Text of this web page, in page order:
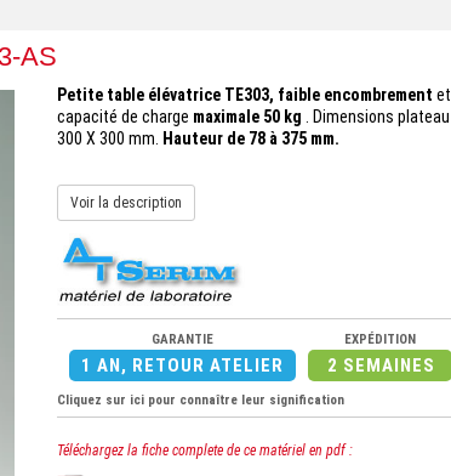
AS
Petite table élévatrice TE303, faible encombrement et
capacité de charge maximale 50 kg . Dimensions plateau
300 X 300 mm.
Hauteur de 78 à 375 mm.
Voir la description
GARANTIE
1 AN, RETOUR ATELIER
EXPÉDITION
2 SEMAINES
Cliquez sur ici pour connaître leur signification
Téléchargez la fiche complete de ce matériel en pdf :